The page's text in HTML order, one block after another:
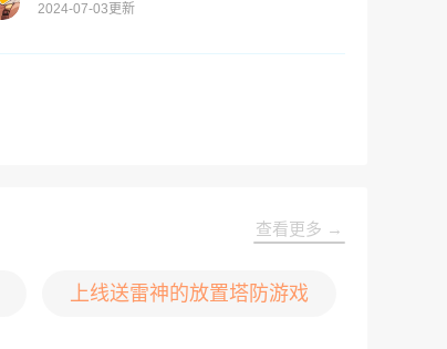
2024-07-03更新
查看更多 →
上线送雷神的放置塔防游戏